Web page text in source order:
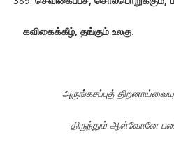
கவிகைக்கீழ், தங்கும் உலகு.
அருங்கசப்புத்
திருந்தும் ஆள்வோனே